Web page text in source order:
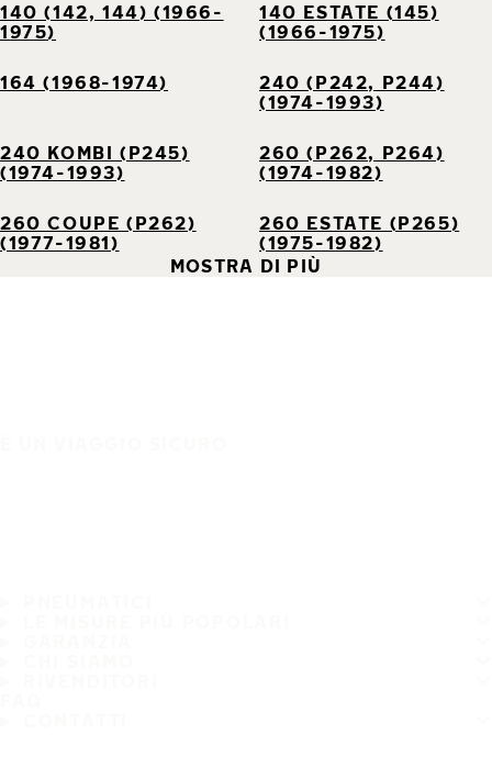
140 (142, 144) (1966-
1975)
140 ESTATE (145)
(1966-1975)
164 (1968-1974)
240 (P242, P244)
(1974-1993)
240 KOMBI (P245)
(1974-1993)
260 (P262, P264)
(1974-1982)
260 COUPE (P262)
(1977-1981)
260 ESTATE (P265)
(1975-1982)
MOSTRA DI PIÙ